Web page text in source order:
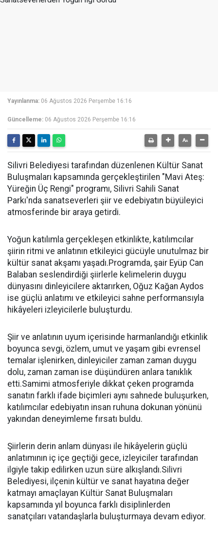
Yayınlanma: 06 Ağustos 2026 Perşembe 16:16
Güncelleme: 06 Ağustos 2026 Perşembe 16:16
Silivri Belediyesi tarafından düzenlenen Kültür Sanat
Buluşmaları kapsamında gerçekleştirilen "Mavi Ateş:
Yüreğin Üç Rengi" programı, Silivri Sahili Sanat
Parkı'nda sanatseverleri şiir ve edebiyatın büyüleyici
atmosferinde bir araya getirdi.
Yoğun katılımla gerçekleşen etkinlikte, katılımcılar
şiirin ritmi ve anlatının etkileyici gücüyle unutulmaz bir
kültür sanat akşamı yaşadı.Programda, şair Eyüp Can
Balaban seslendirdiği şiirlerle kelimelerin duygu
dünyasını dinleyicilere aktarırken, Oğuz Kağan Aydos
ise güçlü anlatımı ve etkileyici sahne performansıyla
hikâyeleri izleyicilerle buluşturdu.
Şiir ve anlatının uyum içerisinde harmanlandığı etkinlik
boyunca sevgi, özlem, umut ve yaşam gibi evrensel
temalar işlenirken, dinleyiciler zaman zaman duygu
dolu, zaman zaman ise düşündüren anlara tanıklık
etti.Samimi atmosferiyle dikkat çeken programda
sanatın farklı ifade biçimleri aynı sahnede buluşurken,
katılımcılar edebiyatın insan ruhuna dokunan yönünü
yakından deneyimleme fırsatı buldu.
Şiirlerin derin anlam dünyası ile hikâyelerin güçlü
anlatımının iç içe geçtiği gece, izleyiciler tarafından
ilgiyle takip edilirken uzun süre alkışlandı.Silivri
Belediyesi, ilçenin kültür ve sanat hayatına değer
katmayı amaçlayan Kültür Sanat Buluşmaları
kapsamında yıl boyunca farklı disiplinlerden
sanatçıları vatandaşlarla buluşturmaya devam ediyor.